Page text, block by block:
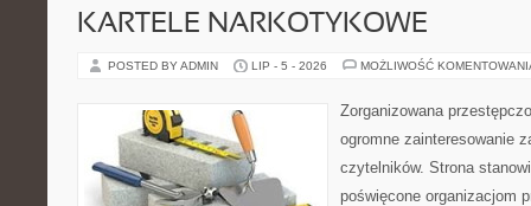
KARTELE NARKOTYKOWE
POSTED BY ADMIN LIP - 5 - 2026 MOŻLIWOŚĆ
Zorganizowana
ogromne zainteresowanie
czytelników. Strona
poświęcone organizacjom